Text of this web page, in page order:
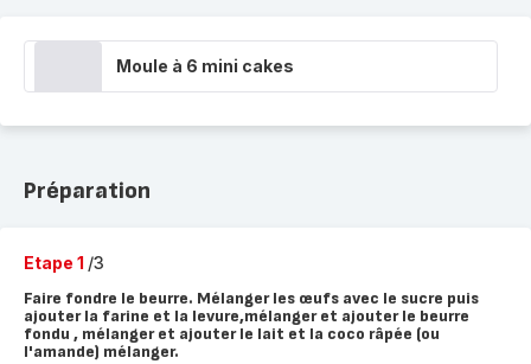
Moule à 6 mini cakes
Préparation
Etape 1 /3
Faire fondre le beurre. Mélanger les œufs avec le sucre puis
ajouter la farine et la levure,mélanger et ajouter le beurre
fondu , mélanger et ajouter le lait et la coco râpée (ou
l'amande) mélanger.